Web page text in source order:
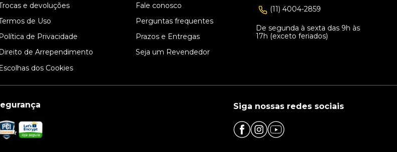
e devoluções
de Uso
Política de Privacidade
Direito de Arrependimento
Escolhas dos Cookies
Fale conosco
Perguntas frequentes
Prazos e Entregas
Seja um Revendedor
(11) 4004-2859
De segunda à sexta das 9h às
17h (exceto feriados)
Siga nossas redes sociais